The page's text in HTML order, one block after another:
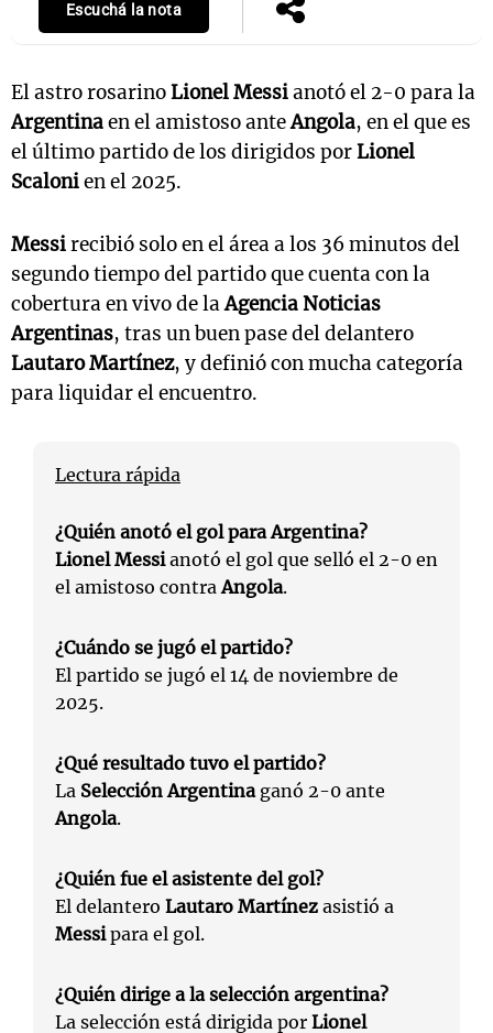
Escuchá la nota
El astro rosarinoLionel Messianotó el 2-0 para la
Argentinaen el amistoso anteAngola, en el que es
el último partido de los dirigidos porLionel
Scalonien el 2025.
Messirecibió solo en el área a los 36 minutos del
segundo tiempo del partido que cuenta con la
cobertura en vivo de laAgencia Noticias
Argentinas, tras un buen pase del delantero
Lautaro Martínez, y definió con mucha categoría
para liquidar el encuentro.
Lectura rápida
¿Quién anotó el gol para Argentina?
Lionel Messianotó el gol que selló el 2-0 en
el amistoso contraAngola.
¿Cuándo se jugó el partido?
El partido se jugó el 14 de noviembre de
2025.
¿Qué resultado tuvo el partido?
La Selección Argentinaganó 2-0 ante
Angola.
¿Quién fue el asistente del gol?
El delantero Lautaro Martínez asistió a
Messipara el gol.
¿Quién dirige a la selección argentina?
La selección está dirigida por Lionel